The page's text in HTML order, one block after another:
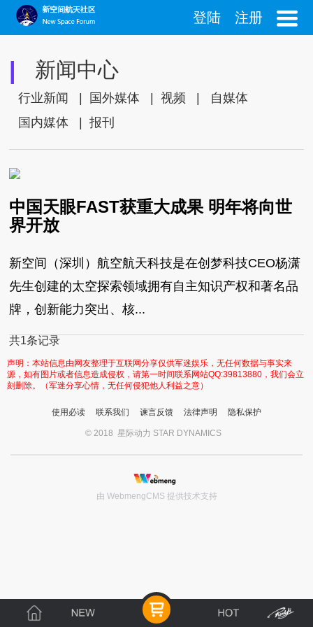
登陆 注册
| 新闻中心
行业新闻 国外媒体 |视频
自媒体
国内媒体 |报刊
中国天眼FAST获重大成果 明年将向世
界开放
新空间（深圳）航空航天科技是在创梦科技CEO杨潇
先生创建的太空探索领域拥有自主知识产权和著名品
牌，创新能力突出、核...
共1条记录
声明：本站信息由网友整理于互联网分享仅供军迷娱乐，无任何数据与事实来
源，如有图片或者信息造成侵权，请第一时间联系网站QQ:39813880，我们会立
刻删除。（军迷分享心情，无任何侵犯他人利益之意）
使用必读 联系我们 谏言反馈 法律声明 隐私保护
© 2018 星际动力 STAR DYNAMICS
由 WebmengCMS 提供技术支持